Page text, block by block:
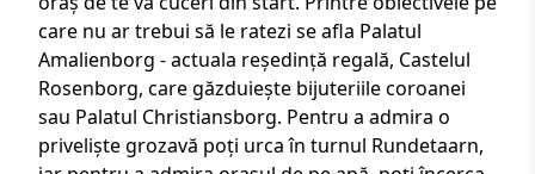
care nu ar trebui să le ratezi se afla Palatul
Amalienborg - actuala reședință regală, Castelul
Rosenborg, care găzduiește bijuteriile coroanei
sau Palatul Christiansborg. Pentru a admira o
priveliște grozavă poți urca în turnul Rundetaarn,